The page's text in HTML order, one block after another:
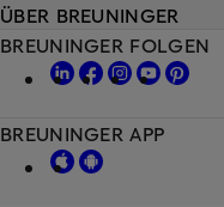
ÜBER BREUNINGER
BREUNINGER FOLGEN
BREUNINGER APP